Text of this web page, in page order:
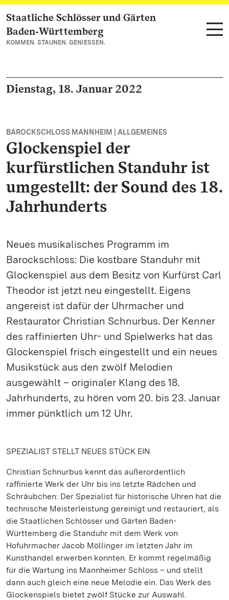
Zum Hauptinhalt springen
Staatliche Schlösser und Gärten
Baden‑Württemberg
KOMMEN. STAUNEN. GENIESSEN.
Dienstag, 18. Januar 2022
BAROCKSCHLOSS MANNHEIM | ALLGEMEINES
Glockenspiel der
kurfürstlichen Standuhr ist
umgestellt: der Sound des 18.
Jahrhunderts
Neues musikalisches Programm im
Barockschloss: Die kostbare Standuhr mit
Glockenspiel aus dem Besitz von Kurfürst Carl
Theodor ist jetzt neu eingestellt. Eigens
angereist ist dafür der Uhrmacher und
Restaurator Christian Schnurbus. Der Kenner
des raffinierten Uhr- und Spielwerks hat das
Glockenspiel frisch eingestellt und ein neues
Musikstück aus den zwölf Melodien
ausgewählt – originaler Klang des 18.
Jahrhunderts, zu hören vom 20. bis 23. Januar
immer pünktlich um 12 Uhr.
SPEZIALIST STELLT NEUES STÜCK EIN
Christian Schnurbus kennt das außerordentlich
raffinierte Werk der Uhr bis ins letzte Rädchen und
Schräubchen: Der Spezialist für historische Uhren hat die
technische Meisterleistung gereinigt und restauriert, als
die Staatlichen Schlösser und Gärten Baden-
Württemberg die Standuhr mit dem Werk von
Hofuhrmacher Jacob Möllinger im letzten Jahr im
Kunsthandel erwerben konnten. Er kommt regelmäßig
für die Wartung ins Mannheimer Schloss – und stellt
dann auch gleich eine neue Melodie ein. Das Werk des
Glockenspiels bietet zwölf Stücke zur Auswahl.